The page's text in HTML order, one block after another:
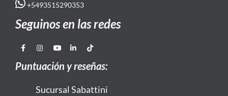
+5493515290353
Seguinos en las redes
Puntuación y reseñas:
Sucursal Sabattini